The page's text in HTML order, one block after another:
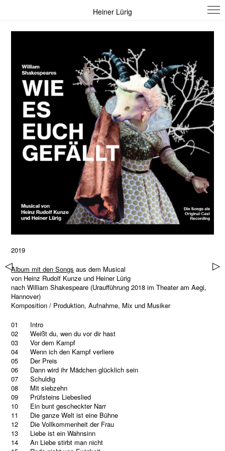
Heiner Lürig
▷ ▷
2019
Album mit den Songs aus dem Musical
von Heinz Rudolf Kunze und Heiner Lürig
nach William Shakespeare (Uraufführung 2018 im Theater am Aegi,
Hannover)
Komposition / Produktion, Aufnahme, Mix und Musiker
01 Intro
02 Weißt du, wen du vor dir hast
03 Vor dem Kampf
04 Wenn ich den Kampf verliere
05 Der Preis
06 Dann wird ihr Mädchen glücklich sein
07 Schuldig
08 Mit siebzehn
09 Prüfsteins Liebeslied
10 Ein bunt gescheckter Narr
11 Die ganze Welt ist eine Bühne
12 Die Vollkommenheit der Frau
13 Liebe ist ein Wahnsinn
14 An Liebe stirbt man nicht